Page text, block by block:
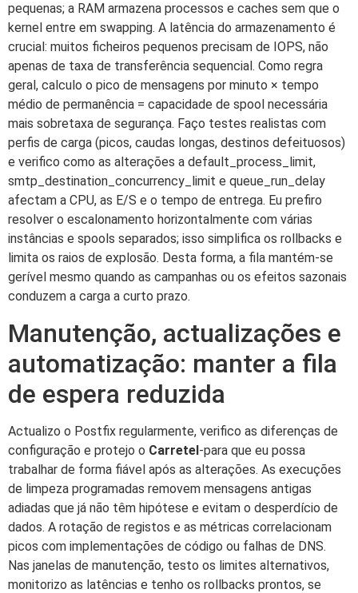
pequenas; a RAM armazena processos e caches sem que o
kernel entre em swapping. A latência do armazenamento é
crucial: muitos ficheiros pequenos precisam de IOPS, não
apenas de taxa de transferência sequencial. Como regra
geral, calculo o pico de mensagens por minuto × tempo
médio de permanência = capacidade de spool necessária
mais sobretaxa de segurança. Faço testes realistas com
perfis de carga (picos, caudas longas, destinos defeituosos)
e verifico como as alterações a default_process_limit,
smtp_destination_concurrency_limit e queue_run_delay
afectam a CPU, as E/S e o tempo de entrega. Eu prefiro
resolver o escalonamento horizontalmente com várias
instâncias e spools separados; isso simplifica os rollbacks e
limita os raios de explosão. Desta forma, a fila mantém-se
gerível mesmo quando as campanhas ou os efeitos sazonais
conduzem a carga a curto prazo.
Manutenção, actualizações e
automatização: manter a fila
de espera reduzida
Actualizo o Postfix regularmente, verifico as diferenças de
configuração e protejo o Carretel-para que eu possa
trabalhar de forma fiável após as alterações. As execuções
de limpeza programadas removem mensagens antigas
adiadas que já não têm hipótese e evitam o desperdício de
dados. A rotação de registos e as métricas correlacionam
picos com implementações de código ou falhas de DNS.
Nas janelas de manutenção, testo os limites alternativos,
monitorizo as latências e tenho os rollbacks prontos, se